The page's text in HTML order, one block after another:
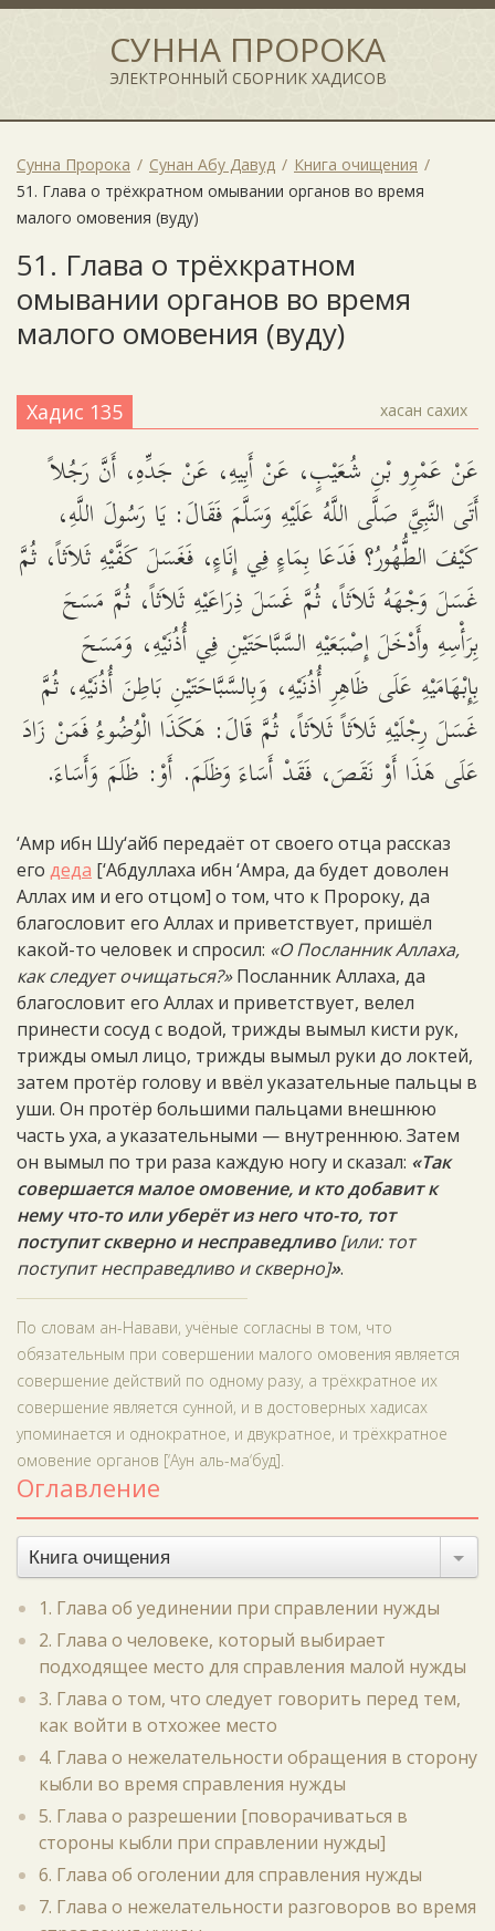
СУННА ПРОРОКА
ЭЛЕКТРОННЫЙ СБОРНИК ХАДИСОВ
Сунна Пророка Сунан Абу Давуд
Книга очищения
51. Глава о трёхкратном омывании органов во время
малого омовения (вуду)
51. Глава о трёхкратном
омывании органов во время
малого омовения (вуду)
Хадис 135 хасан сахих
عَنْ عَمْرِو بْنِ شُعَيْبٍ، عَنْ أَبِيهِ، عَنْ جَدِّهِ، أَنَّ رَجُلاً
أَتَى النَّبِيَّ صَلَّى اللَّهُ عَلَيْهِ وَسَلَّمَ فَقَالَ: يَا رَسُولَ اللَّهِ،
كَيْفَ الطُّهُورُ؟ فَدَعَا بِمَاءٍ فِي إِنَاءٍ، فَغَسَلَ كَفَّيْهِ ثَلاَثاً، ثُمَّ
غَسَلَ وَجْهَهُ ثَلاَثاً، ثُمَّ غَسَلَ ذِرَاعَيْهِ ثَلاَثاً، ثُمَّ مَسَحَ
بِرَأْسِهِ وأَدْخَلَ إِصْبَعَيْهِ السَّبَّاحَتَيْنِ فِي أُذُنَيْهِ، وَمَسَحَ
بِإِبْهَامَيْهِ عَلَى ظَاهِرِ أُذُنَيْهِ، وَبِالسَّبَّاحَتَيْنِ بَاطِنَ أُذُنَيْهِ، ثُمَّ
غَسَلَ رِجْلَيْهِ ثَلاَثاً ثَلاَثاً، ثُمَّ قَالَ: هَكَذَا الْوُضُوءُ فَمَنْ زَادَ
عَلَى هَذَا أَوْ نَقَصَ، فَقَدْ أَسَاءَ وَظَلَمَ. أَوْ: ظَلَمَ وَأَسَاءَ.
‘Амр ибн Шу‘айб передаёт от своего отца рассказ
его деда [‘Абдуллаха ибн ‘Амра, да будет доволен
Аллах им и его отцом] о том, что к Пророку, да
благословит его Аллах и приветствует, пришёл
какой-то человек и спросил: «О Посланник Аллаха,
как следует очищаться?»Посланник Аллаха, да
благословит его Аллах и приветствует, велел
принести сосуд с водой, трижды вымыл кисти рук,
трижды омыл лицо, трижды вымыл руки до локтей,
затем протёр голову и ввёл указательные пальцы в
уши. Он протёр большими пальцами внешнюю
часть уха, а указательными — внутреннюю. Затем
он вымыл по три раза каждую ногу и сказал: «Так
совершается малое омовение, и кто добавит к
нему что-то или уберёт из него что-то, тот
поступит скверно и несправедливо[или: тот
поступит несправедливо и скверно]».
По словам ан-Навави, учёные согласны в том, что
обязательным при совершении малого омовения является
совершение действий по одному разу, а трёхкратное их
совершение является сунной, и в достоверных хадисах
упоминается и однократное, и двукратное, и трёхкратное
омовение органов [‘Аун аль-ма‘буд].
Оглавление
Книга очищения
1. Глава об уединении при справлении нужды
2. Глава о человеке, который выбирает
подходящее место для справления малой нужды
3. Глава о том, что следует говорить перед тем,
как войти в отхожее место
4. Глава о нежелательности обращения в сторону
кыбли во время справления нужды
5. Глава о разрешении [поворачиваться в
стороны кыбли при справлении нужды]
6. Глава об оголении для справления нужды
7. Глава о нежелательности разговоров во время